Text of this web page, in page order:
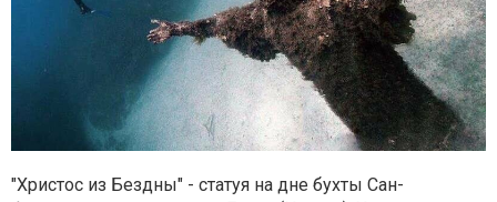
"Христос из Бездны" - статуя на дне бухты Сан-